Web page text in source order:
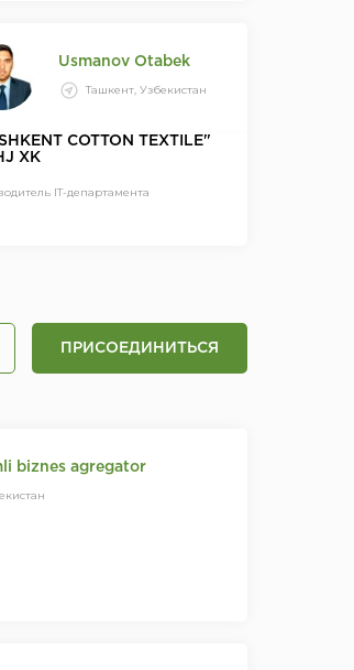
Usmanov Otabek
Ташкент, Узбекистан
COTTON TEXTILE"
XK
IT-департамента
ПРИСОЕДИНИТЬСЯ
biznes agregator